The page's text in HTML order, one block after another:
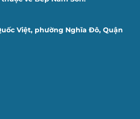
Việt, phường Nghĩa Đô, Quận